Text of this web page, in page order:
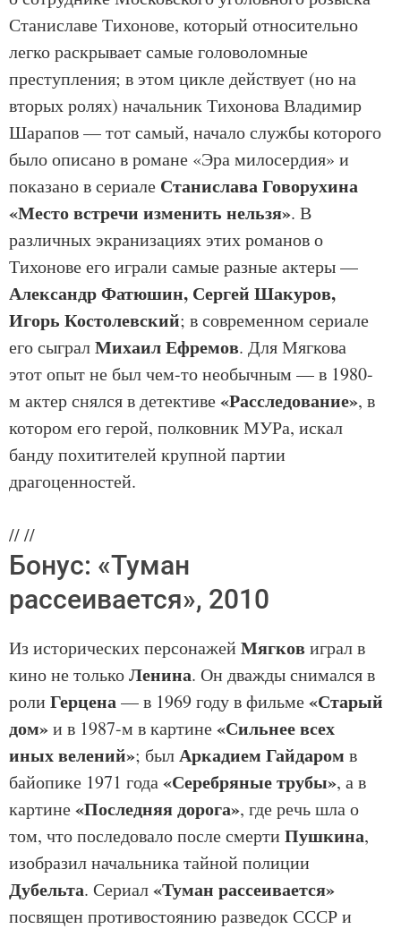
Станиславе Тихонове, который относительно
легко раскрывает самые головоломные
преступления; в этом цикле действует (но на
вторых ролях) начальник Тихонова Владимир
Шарапов — тот самый, начало службы которого
было описано в романе «Эра милосердия» и
показано в сериале Станислава Говорухина
«Место встречи изменить нельзя». В
различных экранизациях этих романов о
Тихонове его играли самые разные актеры —
Александр Фатюшин, Сергей Шакуров,
Игорь Костолевский; в современном сериале
его сыгралМихаил Ефремов. Для Мягкова
этот опыт не был чем-то необычным — в 1980-
м актер снялся в детективе«Расследование», в
котором его герой, полковник МУРа, искал
банду похитителей крупной партии
драгоценностей.
////
Бонус: «Туман
рассеивается», 2010
Из исторических персонажей Мягковиграл в
кино не толькоЛенина. Он дважды снимался в
роли Герцена— в 1969 году в фильме«Старый
дом»и в 1987-м в картине«Сильнее всех
иных велений»; былАркадием Гайдаром в
байопике 1971 года«Серебряные трубы», а в
картине«Последняя дорога», где речь шла о
том, что последовало после смерти Пушкина,
изобразил начальника тайной полиции
Дубельта. Сериал«Туман рассеивается»
посвящен противостоянию разведок СССР и